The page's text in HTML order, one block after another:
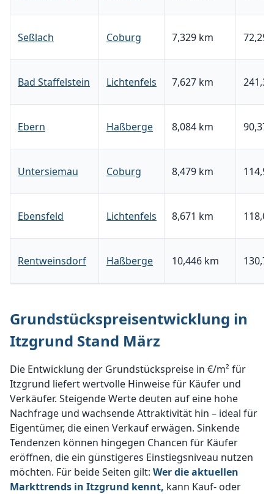
Seßlach Coburg 7,329 km 72,29
Bad Staffelstein Lichtenfels 7,627 km
Ebern Haßberge 8,084 km 90,37
Untersiemau Coburg 8,479 km
Ebensfeld Lichtenfels 8,671 km
Rentweinsdorf Haßberge 10,446 km
Grundstückspreisentwicklung in
Itzgrund Stand März
Die Entwicklung der Grundstückspreise in €/m² für
Itzgrund liefert wertvolle Hinweise für Käufer und
Verkäufer. Steigende Werte deuten auf eine hohe
Nachfrage und wachsende Attraktivität hin – ideal für
Eigentümer, die einen Verkauf erwägen. Sinkende
Tendenzen können hingegen Chancen für Käufer
eröffnen, die ein günstigeres Einstiegsniveau nutzen
möchten. Für beide Seiten gilt: Wer die aktuellen
Markttrends in Itzgrund kennt, kann Kauf- oder